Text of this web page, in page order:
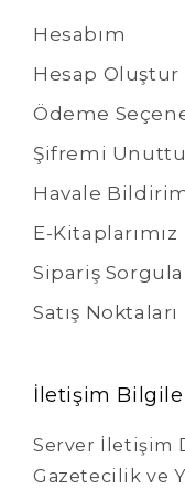
Hesabım
Hesap Oluştur
Ödeme
Şifremi
Havale
E-Kitaplarımız
Sipariş Sorgula
Satış Noktaları
İletişim
Server İletişim
Gazetecilik ve